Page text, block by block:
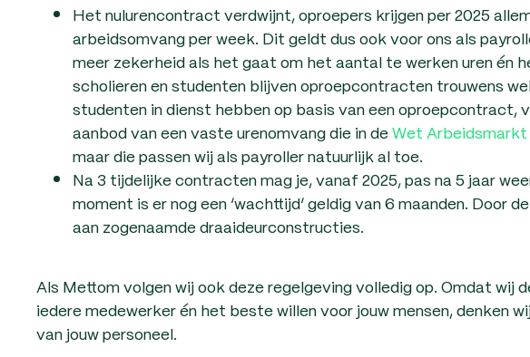
Het nulurencontract verdwijnt, oproepers krijgen per 2025
arbeidsomvang per week. Dit geldt dus ook voor ons als
meer zekerheid als het gaat om het aantal te werken uren én
scholieren en studenten blijven oproepcontracten trouwens
studenten in dienst hebben op basis van een oproepcontract,
aanbod van een vaste urenomvang die in deWet Arbeidsmarkt
maar die passen wij als payroller natuurlijk al toe.
Na 3 tijdelijke contracten mag je, vanaf 2025, pas na 5 jaar
moment is er nog een ‘wachttijd’ geldig van 6 maanden. Door
aan zogenaamde draaideurconstructies.
Als Mettom volgen wij ook deze regelgeving volledig op. Omdat wij
iedere medewerker én het beste willen voor jouw mensen, denken
van jouw personeel.